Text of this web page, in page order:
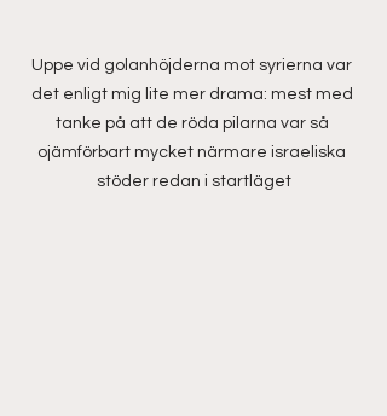
Uppe vid golanhöjderna mot syrierna var
det enligt mig lite mer drama: mest med
tanke på att de röda pilarna var så
ojämförbart mycket närmare israeliska
stöder redan i startläget